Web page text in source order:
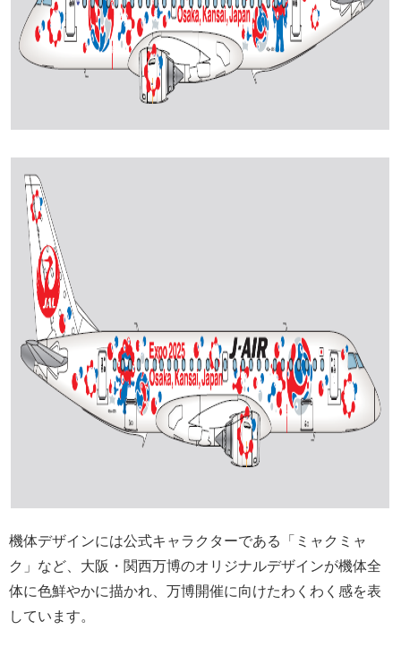
機体デザインには公式キャラクターである「ミャクミャ
ク」など、大阪・関西万博のオリジナルデザインが機体全
体に色鮮やかに描かれ、万博開催に向けたわくわく感を表
しています。